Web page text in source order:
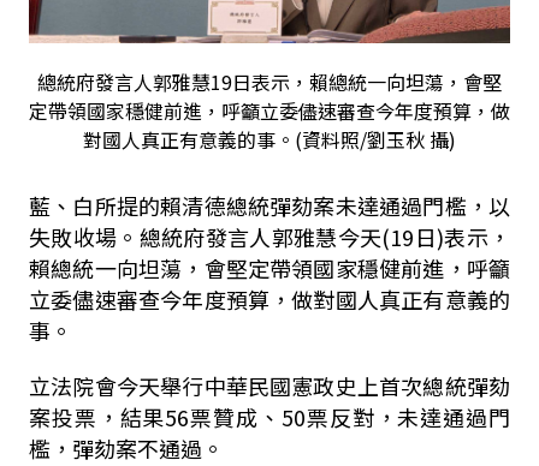
總統府發言人郭雅慧19日表示，賴總統一向坦蕩，會堅
定帶領國家穩健前進，呼籲立委儘速審查今年度預算，做
對國人真正有意義的事。(資料照/劉玉秋 攝)
藍、白所提的賴清德總統彈劾案未達通過門檻，以
失敗收場。總統府發言人郭雅慧今天(19日)表示，
賴總統一向坦蕩，會堅定帶領國家穩健前進，呼籲
立委儘速審查今年度預算，做對國人真正有意義的
事。
立法院會今天舉行中華民國憲政史上首次總統彈劾
案投票，結果56票贊成、50票反對，未達通過門
檻，彈劾案不通過。